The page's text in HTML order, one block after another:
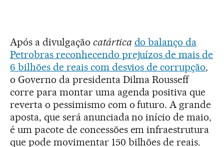
Após a divulgação catártica do balanço da
Petrobras reconhecendo prejuízos de mais de
6 bilhões de reais com desvios de corrupção,
o Governo da presidenta Dilma Rousseff
corre para montar uma agenda positiva que
reverta o pessimismo com o futuro. A grande
aposta, que será anunciada no início de maio,
é um pacote de concessões em infraestrutura
que pode movimentar 150 bilhões de reais.